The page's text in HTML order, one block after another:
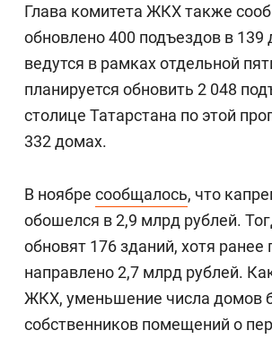
Глава комитета ЖКХ также
обновлено 400 подъездов в
ведутся в рамках отдельной
планируется обновить 2 048
столице Татарстана по этой
332 домах.
В ноябре сообщалось, что
обошелся в 2,9 млрд рублей.
обновят 176 зданий, хотя
направлено 2,7 млрд рублей.
ЖКХ, уменьшение числа домов
собственников помещений о